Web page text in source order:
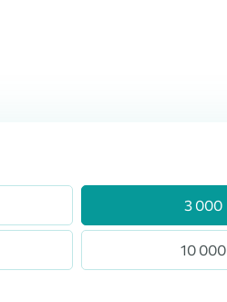
3 000
10 000